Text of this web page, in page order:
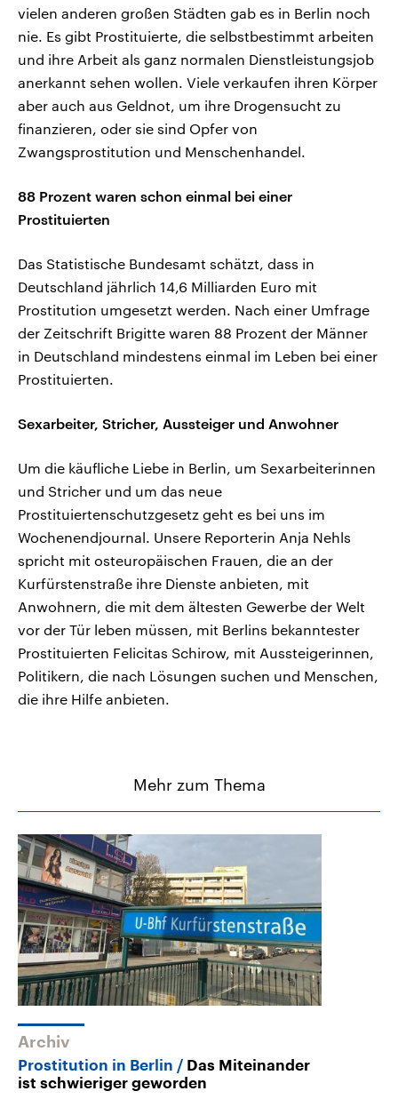
vielen anderen großen Städten gab es in Berlin noch
nie. Es gibt Prostituierte, die selbstbestimmt arbeiten
und ihre Arbeit als ganz normalen Dienstleistungsjob
anerkannt sehen wollen. Viele verkaufen ihren Körper
aber auch aus Geldnot, um ihre Drogensucht zu
finanzieren, oder sie sind Opfer von
Zwangsprostitution und Menschenhandel.
88 Prozent waren schon einmal bei einer
Prostituierten
Das Statistische Bundesamt schätzt, dass in
Deutschland jährlich 14,6 Milliarden Euro mit
Prostitution umgesetzt werden. Nach einer Umfrage
der Zeitschrift Brigitte waren 88 Prozent der Männer
in Deutschland mindestens einmal im Leben bei einer
Prostituierten.
Sexarbeiter, Stricher, Aussteiger und Anwohner
Um die käufliche Liebe in Berlin, um Sexarbeiterinnen
und Stricher und um das neue
Prostituiertenschutzgesetz geht es bei uns im
Wochenendjournal. Unsere Reporterin Anja Nehls
spricht mit osteuropäischen Frauen, die an der
Kurfürstenstraße ihre Dienste anbieten, mit
Anwohnern, die mit dem ältesten Gewerbe der Welt
vor der Tür leben müssen, mit Berlins bekanntester
Prostituierten Felicitas Schirow, mit Aussteigerinnen,
Politikern, die nach Lösungen suchen und Menschen,
die ihre Hilfe anbieten.
Mehr zum Thema
Archiv
Prostitution in Berlin
Das Miteinander
ist schwieriger geworden